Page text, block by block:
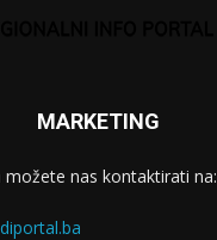
MARKETING
nas kontaktirati na: